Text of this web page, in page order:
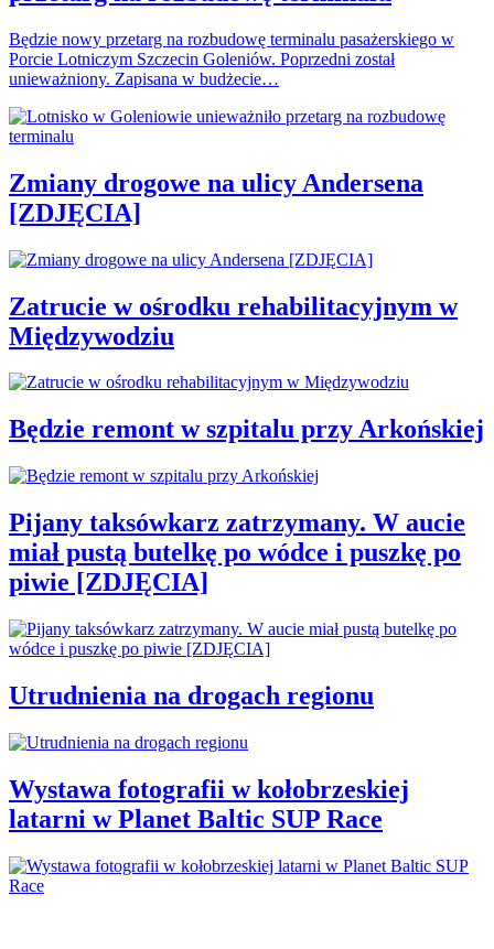
Będzie nowy przetarg na rozbudowę terminalu pasażerskiego w
Porcie Lotniczym Szczecin Goleniów. Poprzedni został
unieważniony. Zapisana w budżecie…
Zmiany drogowe na ulicy Andersena
[ZDJĘCIA]
Zatrucie w ośrodku rehabilitacyjnym w
Międzywodziu
Będzie remont w szpitalu przy Arkońskiej
Pijany taksówkarz zatrzymany. W aucie
miał pustą butelkę po wódce i puszkę po
piwie [ZDJĘCIA]
Utrudnienia na drogach regionu
Wystawa fotografii w kołobrzeskiej
latarni w Planet Baltic SUP Race